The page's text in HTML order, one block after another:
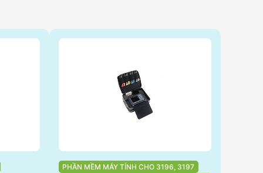
PHẦN MỀM MÁY TÍNH CHO 3196, 3197